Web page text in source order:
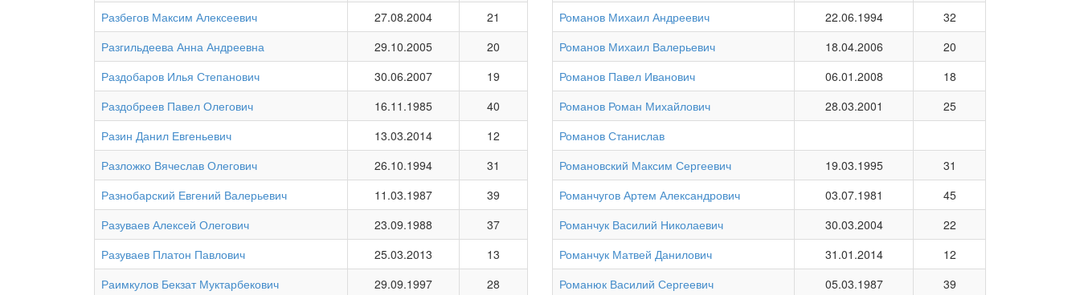
Разбегов Максим Алексеевич
27.08.2004
21
Разгильдеева Анна Андреевна
29.10.2005
20
Раздобаров Илья Степанович
30.06.2007
19
Раздобреев Павел Олегович
16.11.1985
40
Разин Данил Евгеньевич
13.03.2014
12
Разложко Вячеслав Олегович
26.10.1994
31
Разнобарский Евгений Валерьевич
11.03.1987
39
Разуваев Алексей Олегович
23.09.1988
37
Разуваев Платон Павлович
25.03.2013
13
Раимкулов Бекзат Муктарбекович
29.09.1997
28
Романов Михаил Андреевич
22.06.1994
32
Романов Михаил Валерьевич
18.04.2006
20
Романов Павел Иванович
06.01.2008
18
Романов Роман Михайлович
28.03.2001
25
Романов Станислав
Романовский Максим Сергеевич
19.03.1995
31
Романчугов Артем Александрович
03.07.1981
45
Романчук Василий Николаевич
30.03.2004
22
Романчук Матвей Данилович
31.01.2014
12
Романюк Василий Сергеевич
05.03.1987
39